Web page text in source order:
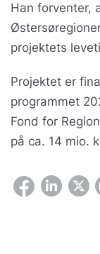
Han forventer,
projektets
Projektet er
programmet
Fond for
på ca. 14 mio.